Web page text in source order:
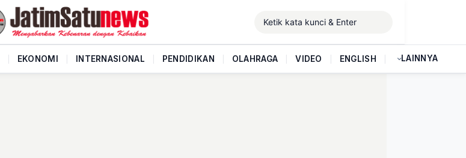
EKONOMI INTERNASIONAL PENDIDIKAN OLAHRAGA VIDEO ENGLISH LAINNYA